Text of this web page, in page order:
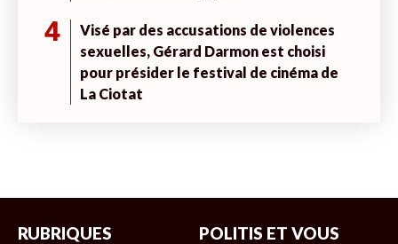
4
Visé par des accusations de violences
sexuelles, Gérard Darmon est choisi
pour présider le festival de cinéma de
La Ciotat
RUBRIQUES POLITIS ET VOUS